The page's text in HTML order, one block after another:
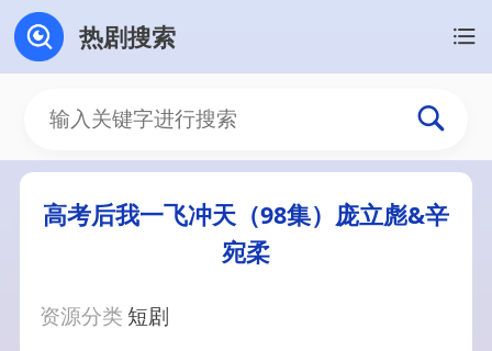
热剧搜索
高考后我一飞冲天（98集）庞立彪&辛
宛柔
资源分类 短剧